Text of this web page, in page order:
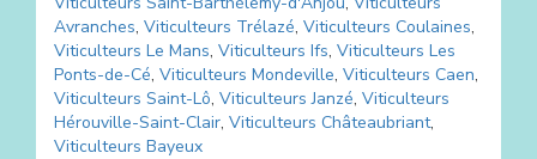
Avranches, Viticulteurs Trélazé, Viticulteurs Coulaines,
Viticulteurs Le Mans, Viticulteurs Ifs, Viticulteurs Les
Ponts-de-Cé, Viticulteurs Mondeville, Viticulteurs Caen,
Viticulteurs Saint-Lô, Viticulteurs Janzé, Viticulteurs
Hérouville-Saint-Clair, Viticulteurs Châteaubriant,
Viticulteurs Bayeux